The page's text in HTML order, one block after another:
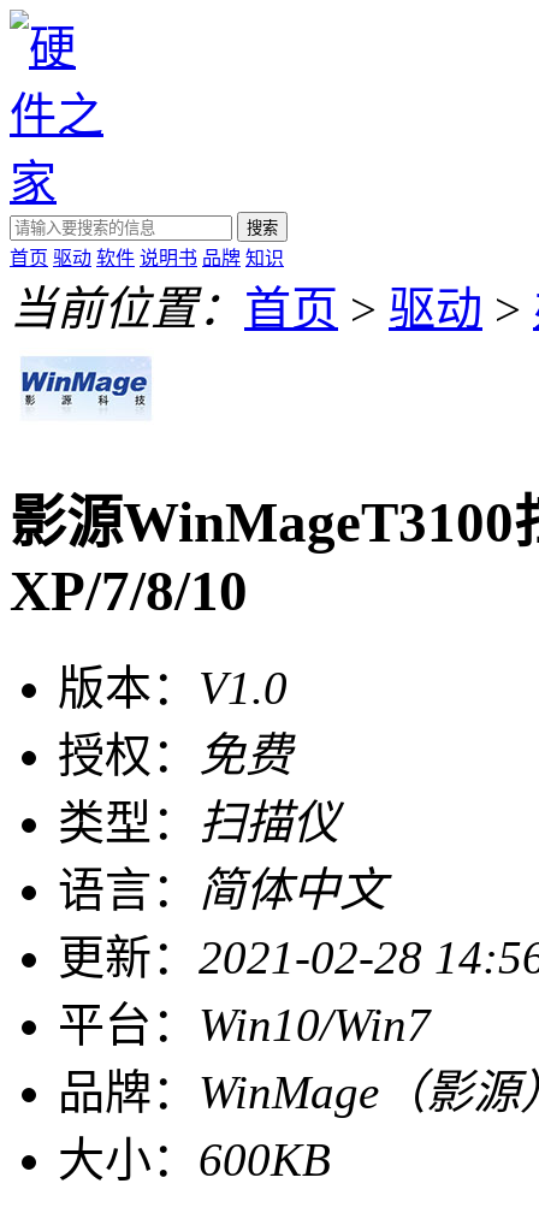
搜索
首页 驱动 软件 说明书 品牌 知识
当前位置： 首页 > 驱动 >
影源
XP/7/8/10
版本： V1.0
授权：
免费
类型： 扫描仪
语言： 简体中文
更新： 2021-02-28
平台： Win10/Win7
品牌： WinMage（影源
大小： 600KB